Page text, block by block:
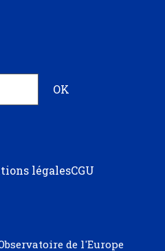
légalesCGU
de l'Europe